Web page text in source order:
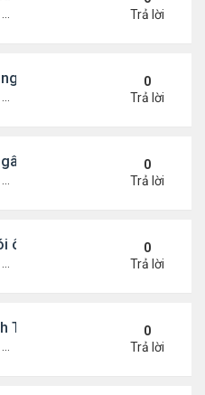
Trả lời
cố quyền lực của ông
0
Trả lời
tranh cãi trong thảm kịch
0
Trả lời
ông Trump muốn chuyển 10
0
Trả lời
Tổng thống Iran 'mềm
0
Trả lời